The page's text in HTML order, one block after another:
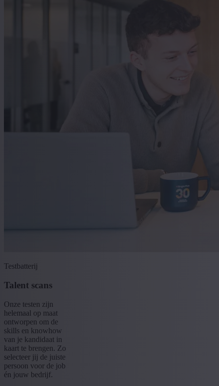
Testbatterij
Talent scans
Onze testen zijn
helemaal op maat
ontworpen om de
skills en knowhow
van je kandidaat in
kaart te brengen. Zo
selecteer jij de juiste
persoon voor de job
én jouw bedrijf.